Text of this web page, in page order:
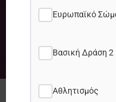
Ευρωπαϊκό
Βασική Δράση 2
Αθλητισμός